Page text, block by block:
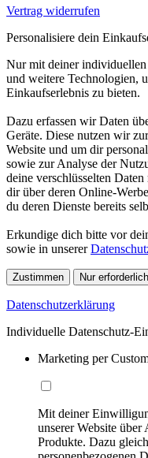
Vertrag widerrufen
Personalisiere dein
Nur mit deiner
und weitere Technologien,
Einkaufserlebnis zu bieten.
Dazu erfassen wir Daten
Geräte. Diese nutzen wir
Website und um dir
sowie zur Analyse der
deine verschlüsselten
dir über deren Online-
du deren Dienste bereits
Erkundige dich bitte vor
sowie in unserer
Zustimmen Nur
Datenschutzerklärung
Individuelle Datenschutz-
Marketing per
Mit deiner
unserer Website
Produkte. Dazu